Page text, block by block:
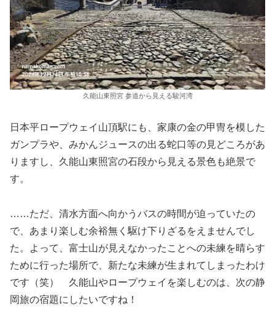
久能山東照宮 参道から見える駿河湾
日本平ロープウェイ山頂駅にも、家康の金の甲冑を模した
ガンプラや、みかんジュースの出る蛇口等の見どころがあ
りますし、久能山東照宮の石段から見える景色も絶景で
す。
……ただ、清水方面へ向かうバスの時間が迫っていたの
で、あまり楽しむ余裕無く駆け下りざるをえませんでし
た。よって、富士山が見えなかったことへの未練を晴らす
ために行った場所で、新たな未練が生まれてしまったわけ
です（笑） 久能山やロープウェイを楽しむのは、次の静
岡旅の宿題にしたいですね！